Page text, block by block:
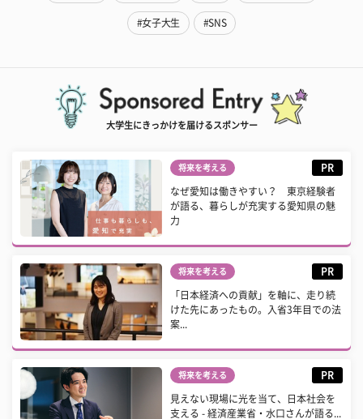
#女子大生 #SNS
大学生にきっかけを届けるスポンサー
将来を考える PR
なぜ愛知は働きやすい？ 東京経験者
が語る、暮らしが充実する愛知県の魅
力
将来を考える PR
「日本経済への貢献」を軸に、走り続
けた先にあったもの。入省3年目での法
案...
将来を考える PR
見えない現場に光を当て、日本社会を
支える - 経済産業省・水口さんが語る...